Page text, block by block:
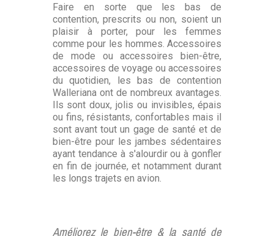
Faire en sorte que les bas de
contention, prescrits ou non, soient un
plaisir à porter, pour les femmes
comme pour les hommes. Accessoires
de mode ou accessoires bien-être,
accessoires de voyage ou accessoires
du quotidien, les bas de contention
Walleriana ont de nombreux avantages.
Ils sont doux, jolis ou invisibles, épais
ou fins, résistants, confortables mais il
sont avant tout un gage de santé et de
bien-être pour les jambes sédentaires
ayant tendance à s'alourdir ou à gonfler
en fin de journée, et notamment durant
les longs trajets en avion.
Améliorez le bien-être & la santé de